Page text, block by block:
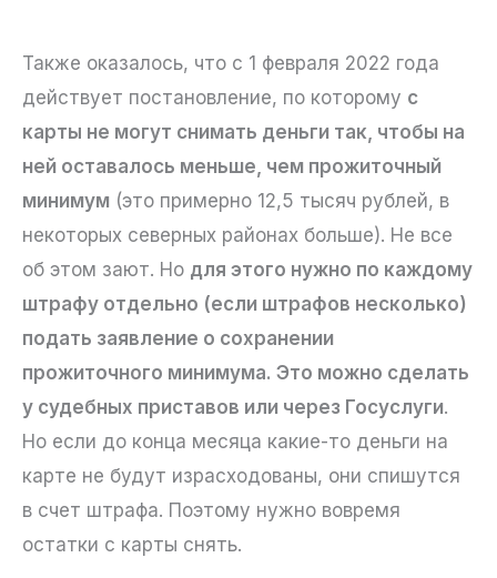
Также оказалось, что с 1 февраля 2022 года
действует постановление, по которому с
карты не могут снимать деньги так, чтобы на
ней оставалось меньше, чем прожиточный
минимум (это примерно 12,5 тысяч рублей, в
некоторых северных районах больше). Не все
об этом зают. Но для этого нужно по каждому
штрафу отдельно (если штрафов несколько)
подать заявление о сохранении
прожиточного минимума. Это можно сделать
у судебных приставов или через Госуслуги.
Но если до конца месяца какие-то деньги на
карте не будут израсходованы, они спишутся
в счет штрафа. Поэтому нужно вовремя
остатки с карты снять.